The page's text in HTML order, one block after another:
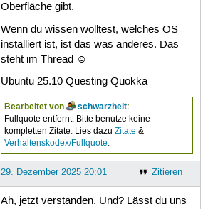
Oberfläche gibt.
Wenn du wissen wolltest, welches OS
installiert ist, ist das was anderes. Das
steht im Thread ☺
Ubuntu 25.10 Questing Quokka
Bearbeitet von schwarzheit:
Fullquote entfernt. Bitte benutze keine
kompletten Zitate. Lies dazuZitate &
Verhaltenskodex/Fullquote.
Zitieren
29. Dezember 2025 20:01
Ah, jetzt verstanden. Und? Lässt du uns